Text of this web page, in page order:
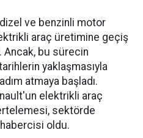
ve benzinli motor
araç üretimine geçiş
Ancak, bu sürecin
yaklaşmasıyla
atmaya başladı.
elektrikli araç
sektörde
oldu.